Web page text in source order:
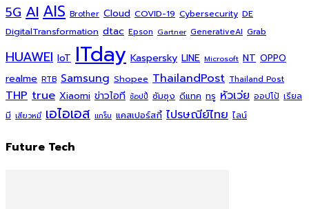
5G AI AIS Brother Cloud COVID-19 Cybersecurity DE
DigitalTransformation dtac Epson Gartner GenerativeAI Grab
HUAWEI IoT ITday Kaspersky LINE Microsoft NT OPPO
realme RTB Samsung Shopee ThailandPost Thailand Post
THP true Xiaomi ข่าวไอที ช้อปปี้ ซัมซุง ดีแทค ทรู หัวเว่ย ออปโป้ เรียล
มี เสียวหมี่ เอไอเอส แกร็บ แคสเปอร์สกี้ ไปรษณีย์ไทย ไลน์
Future Tech